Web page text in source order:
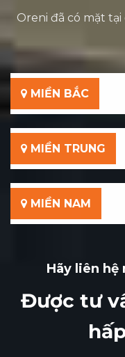
Oreni đã có mặt
MIỀN BẮC
MIỀN TRUNG
MIỀN NAM
Hãy liên
Được tư